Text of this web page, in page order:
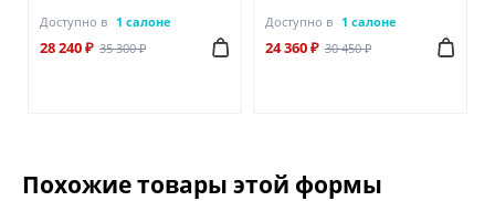
Доступно в 1 салоне
28 240 ₽ 35 300 ₽
Доступно в 1 салоне
24 360 ₽ 30 450 ₽
Похожие товары этой формы